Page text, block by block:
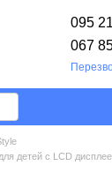
095
067
детей с LCD